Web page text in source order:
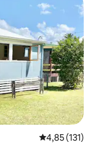
4,85 de uma
4,85 (131)